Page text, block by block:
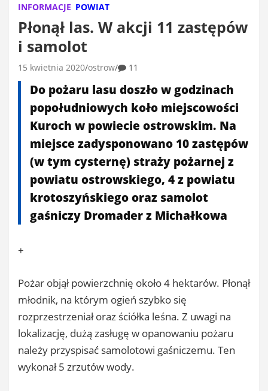
INFORMACJE POWIAT
Płonął las. W akcji 11 zastępów
i samolot
15 kwietnia 2020 ostrow 11
Do pożaru lasu doszło w godzinach
popołudniowych koło miejscowości
Kuroch w powiecie ostrowskim. Na
miejsce zadysponowano 10 zastępów
(w tym cysternę) straży pożarnej z
powiatu ostrowskiego, 4 z powiatu
krotoszyńskiego oraz samolot
gaśniczy Dromader z Michałkowa
+
Pożar objął powierzchnię około 4 hektarów. Płonął
młodnik, na którym ogień szybko się
rozprzestrzeniał oraz ściółka leśna. Z uwagi na
lokalizację, dużą zasługę w opanowaniu pożaru
należy przyspisać samolotowi gaśniczemu. Ten
wykonał 5 zrzutów wody.